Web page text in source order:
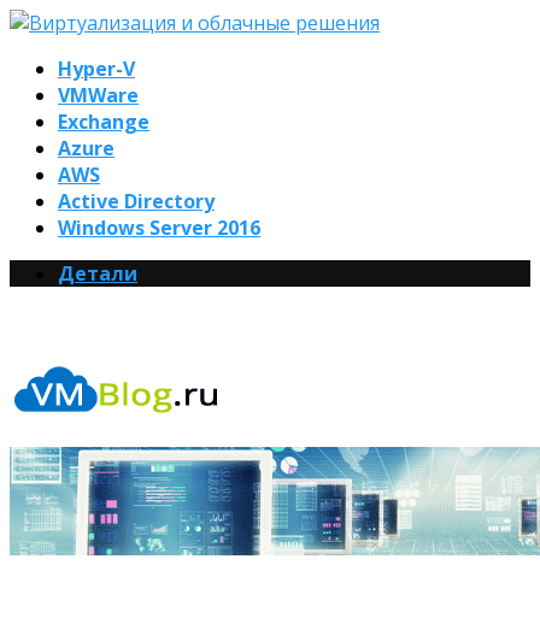
Hyper-V
VMWare
Exchange
Azure
AWS
Active Directory
Windows Server 2016
Детали